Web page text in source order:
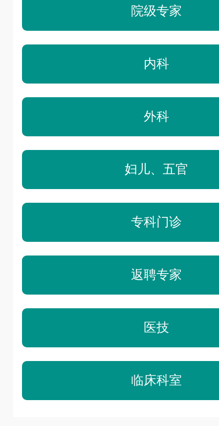
院级专家
内科
外科
妇儿、五官
专科门诊
返聘专家
医技
临床科室